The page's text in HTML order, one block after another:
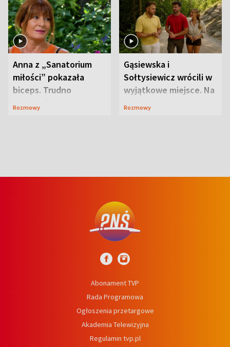
Anna z „Sanatorium
miłości” pokazała
biceps. Trudno
uwierzyć, co przeszła
Rozmowy
Gąsiewska i
Sołtysiewicz wrócili w
wyjątkowe miejsce. Na
szlaku czekał
Rozmowy
Abonament TVP
Rada Programowa
Ogłoszenia przetargowe
Akademia Telewizyjna
Regulamin tvp.pl